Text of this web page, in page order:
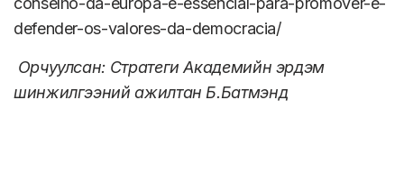
defender-os-valores-da-democracia/
Орчуулсан: Стратеги Академийн эрдэм
шинжилгээний ажилтан Б.Батмэнд